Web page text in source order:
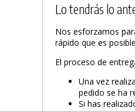
Lo tendrás lo
Nos esforzamos
rápido que es
El proceso de
Una vez
pedido se ha
Si has